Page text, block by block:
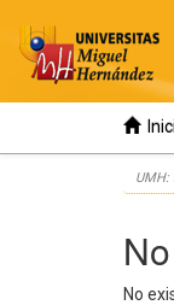
UMH:
No